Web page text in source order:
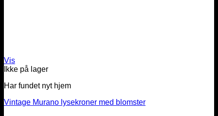
Vis
Ikke på lager
Har fundet nyt hjem
Vintage Murano lysekroner med blomster